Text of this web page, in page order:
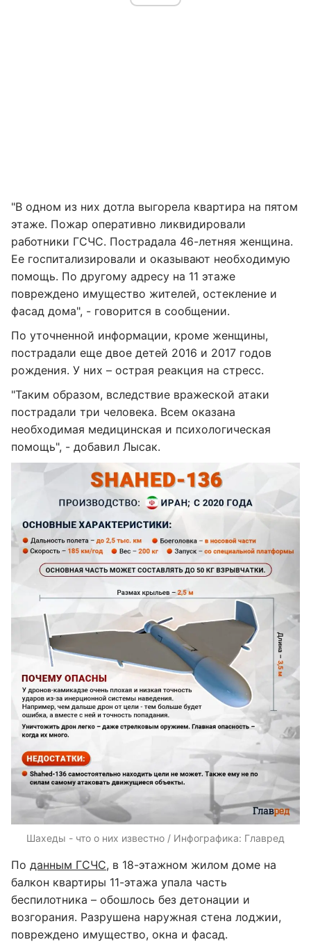
"В одном из них дотла выгорела квартира на пятом
этаже. Пожар оперативно ликвидировали
работники ГСЧС. Пострадала 46-летняя женщина.
Ее госпитализировали и оказывают необходимую
помощь. По другому адресу на 11 этаже
повреждено имущество жителей, остекление и
фасад дома", - говорится в сообщении.
По уточненной информации, кроме женщины,
пострадали еще двое детей 2016 и 2017 годов
рождения. У них – острая реакция на стресс.
"Таким образом, вследствие вражеской атаки
пострадали три человека. Всем оказана
необходимая медицинская и психологическая
помощь", - добавил Лысак.
Шахеды - что о них известно / Инфографика: Главред
По данным ГСЧС, в 18-этажном жилом доме на
балкон квартиры 11-этажа упала часть
беспилотника – обошлось без детонации и
возгорания. Разрушена наружная стена лоджии,
повреждено имущество, окна и фасад.